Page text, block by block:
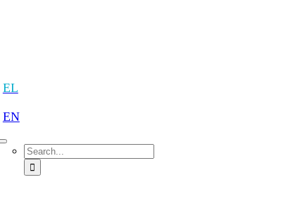
EL
EN
Search
for: